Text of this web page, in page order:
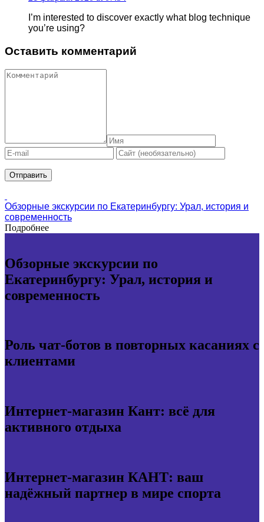
I’m interested to discover exactly what blog technique
you’re using?
Оставить комментарий
Обзорные экскурсии по Екатеринбургу: Урал, история и
современность
Подробнее
Обзорные экскурсии по
Екатеринбургу: Урал, история и
современность
Роль чат-ботов в повторных касаниях с
клиентами
Интернет-магазин Кант: всё для
активного отдыха
Интернет-магазин КАНТ: ваш
надёжный партнер в мире спорта